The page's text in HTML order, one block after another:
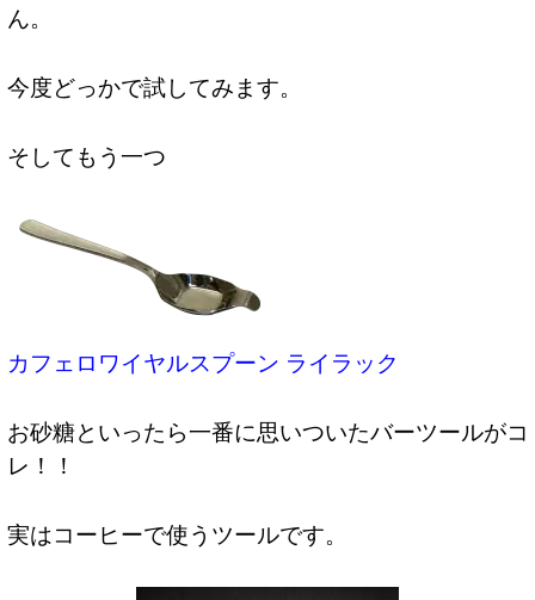
ん。
今度どっかで試してみます。
そしてもう一つ
カフェロワイヤルスプーン ライラック
お砂糖といったら一番に思いついたバーツールがコ
レ！！
実はコーヒーで使うツールです。